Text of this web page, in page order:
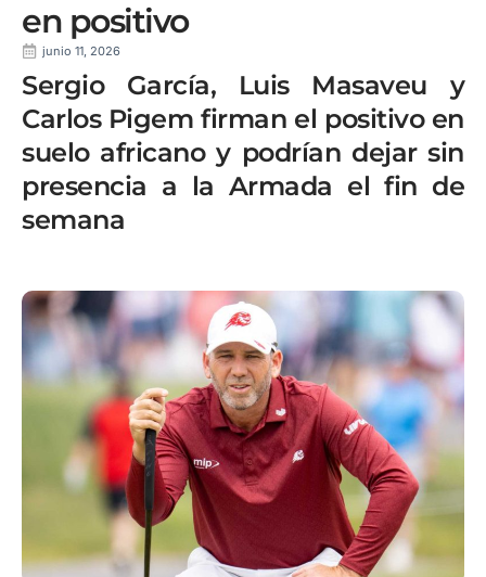
en positivo
junio 11, 2026
Sergio García, Luis Masaveu y
Carlos Pigem firman el positivo en
suelo africano y podrían dejar sin
presencia a la Armada el fin de
semana